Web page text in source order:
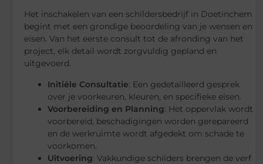
Het inschakelen van een schildersbedrijf in Doetinchem
begint met een grondige beoordeling van je wensen en
eisen. Van het eerste consult tot de afronding van het
project, elk detail wordt zorgvuldig gepland en
uitgevoerd.
Initiële Consultatie: Een gedetailleerd gesprek
over je voorkeuren, kleuren, en specifieke eisen.
Voorbereiding en Planning: Het oppervlak wordt
voorbereid, beschadigingen worden gerepareerd
en de werkruimte wordt afgedekt om schade te
voorkomen.
Uitvoering: Vakkundige schilders brengen de verf